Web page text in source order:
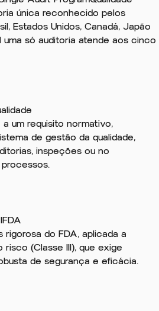
única reconhecido pelos
Estados Unidos, Canadá, Japão
uma só auditoria atende aos cinco
um requisito normativo,
de gestão da qualidade,
inspeções ou no
FDA
rigorosa do FDA, aplicada a
(Classe III), que exige
de segurança e eficácia.